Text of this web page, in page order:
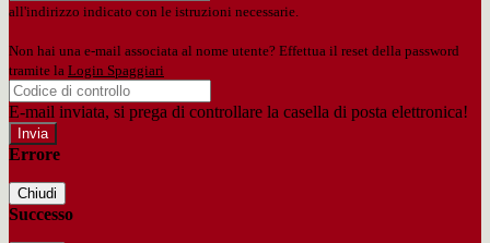
all'indirizzo indicato con le istruzioni necessarie.
Non hai una e-mail associata al nome utente? Effettua il reset della password
tramite la Login Spaggiari
E-mail inviata, si prega di controllare la casella di posta elettronica!
Errore
Chiudi
Successo